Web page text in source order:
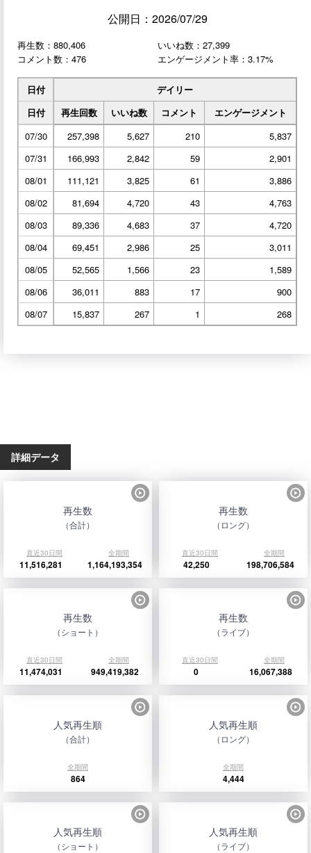
公開日：2026/07/29
再生数：880,406
いいね数：27,399
コメント数：476
エンゲージメント率：3.17%
日付
デイリー
日付
再生回数 いいね数 コメント
エンゲージメント
07/30
257,398 5,627 210
5,837
07/31
166,993 2,842 59
2,901
08/01
111,121 3,825 61
3,886
08/02
81,694 4,720 43
4,763
08/03
89,336 4,683 37
4,720
08/04
69,451 2,986 25
3,011
08/05
52,565 1,566 23
1,589
08/06
36,011 883 17
900
08/07
15,837 267 1 268
詳細データ
再生数
（合計）
直近30日間 全期間
11,516,281 1,164,193,354
再生数
（ロング）
直近30日間 全期間
42,250 198,706,584
再生数
（ショート）
直近30日間 全期間
11,474,031 949,419,382
再生数
（ライブ）
直近30日間 全期間
0 16,067,388
人気再生順
（合計）
全期間
864
人気再生順
（ロング）
全期間
4,444
人気再生順
（ショート）
人気再生順
（ライブ）